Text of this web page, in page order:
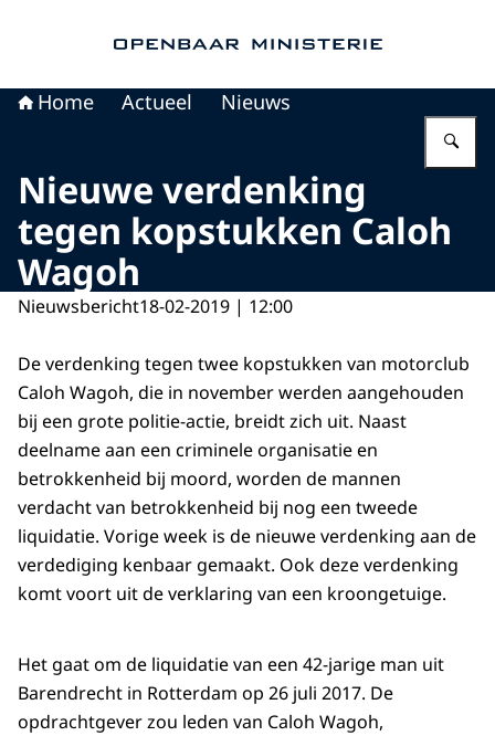
Home Actueel Nieuws
Nieuwe verdenking
tegen kopstukken Caloh
Wagoh
Nieuwsbericht18-02-2019 | 12:00
De verdenking tegen twee kopstukken van motorclub
Caloh Wagoh, die in november werden aangehouden
bij een grote politie-actie, breidt zich uit. Naast
deelname aan een criminele organisatie en
betrokkenheid bij moord, worden de mannen
verdacht van betrokkenheid bij nog een tweede
liquidatie. Vorige week is de nieuwe verdenking aan de
verdediging kenbaar gemaakt. Ook deze verdenking
komt voort uit de verklaring van een kroongetuige.
Het gaat om de liquidatie van een 42-jarige man uit
Barendrecht in Rotterdam op 26 juli 2017. De
opdrachtgever zou leden van Caloh Wagoh,